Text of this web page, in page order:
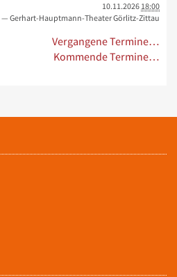
10.11.2026 18:00
— Gerhart-Hauptmann-Theater Görlitz-Zittau
Vergangene Termine…
Kommende Termine…